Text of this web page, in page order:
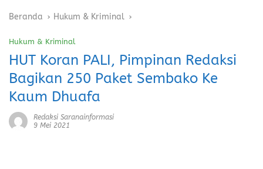
Beranda Hukum & Kriminal
Hukum & Kriminal
HUT Koran PALI, Pimpinan Redaksi
Bagikan 250 Paket Sembako Ke
Kaum Dhuafa
Redaksi Saranainformasi
9 Mei 2021